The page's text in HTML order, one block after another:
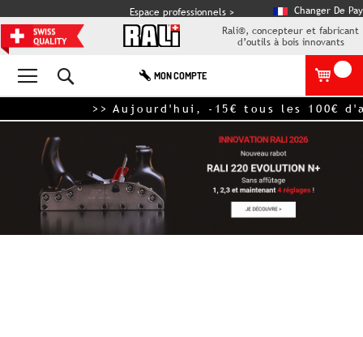
Espace professionnels >
Changer De
Rali®, concepteur et fabricant
d’outils à bois innovants
MON COMPTE
>> Aujourd'hui, -15€ tous les 100€